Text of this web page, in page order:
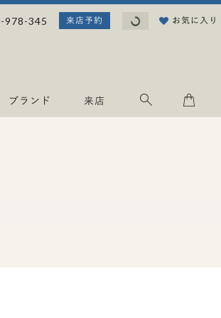
978-345 来店予約 読み込み中...お気に入り
ブランド 来店